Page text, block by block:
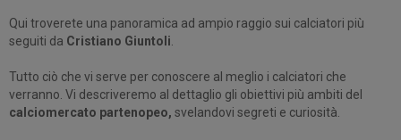
Qui troverete una panoramica ad ampio raggio sui calciatori più
seguiti da Cristiano Giuntoli
Tutto ciò che vi serve per conoscere al meglio i calciatori che
verranno. Vi descriveremo al dettaglio gli obiettivi più ambiti del
calciomercato partenopeo, svelandovi segreti e curiosità.